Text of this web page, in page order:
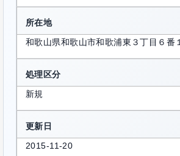
所在地
和歌山県和歌山市和歌浦東３丁目６番
処理区分
新規
更新日
2015-11-20